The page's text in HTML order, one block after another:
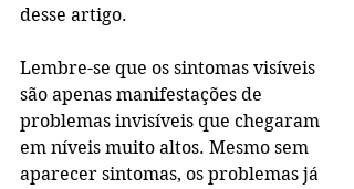
desse artigo.
Lembre-se que os sintomas visíveis
são apenas manifestações de
problemas invisíveis que chegaram
em níveis muito altos. Mesmo sem
aparecer sintomas, os problemas já